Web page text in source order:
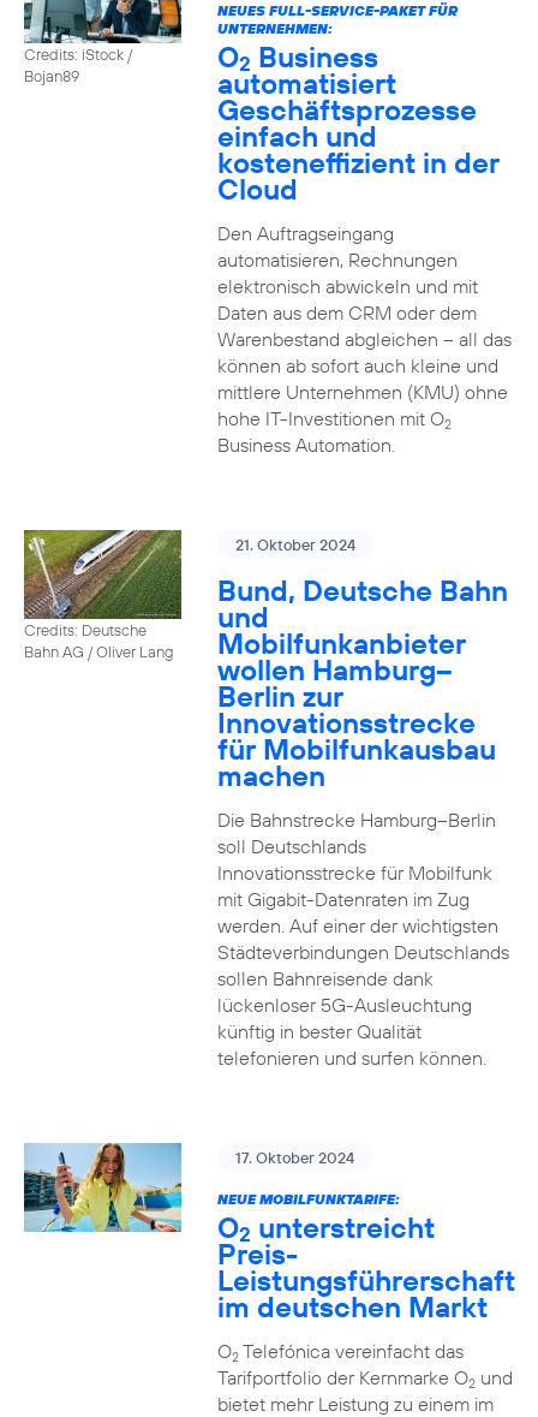
Credits: iStock /
Bojan89
NEUES FULL-SERVICE-PAKET FÜR
UNTERNEHMEN:
O2 Business
automatisiert
Geschäftsprozesse
einfach und
kosteneffizient in der
Cloud
Den Auftragseingang
automatisieren, Rechnungen
elektronisch abwickeln und mit
Daten aus dem CRM oder dem
Warenbestand abgleichen – all das
können ab sofort auch kleine und
mittlere Unternehmen (KMU) ohne
hohe IT-Investitionen mit O2
Business Automation.
Credits: Deutsche
Bahn AG / Oliver Lang
21. Oktober 2024
Bund, Deutsche Bahn
und
Mobilfunkanbieter
wollen Hamburg–
Berlin zur
Innovationsstrecke
für Mobilfunkausbau
machen
Die Bahnstrecke Hamburg–Berlin
soll Deutschlands
Innovationsstrecke für Mobilfunk
mit Gigabit-Datenraten im Zug
werden. Auf einer der wichtigsten
Städteverbindungen Deutschlands
sollen Bahnreisende dank
lückenloser 5G-Ausleuchtung
künftig in bester Qualität
telefonieren und surfen können.
17. Oktober 2024
NEUE MOBILFUNKTARIFE:
O2 unterstreicht
Preis-
Leistungsführerschaft
im deutschen Markt
O2Telefónica vereinfacht das
Tarifportfolio der Kernmarke O2und
bietet mehr Leistung zu einem im